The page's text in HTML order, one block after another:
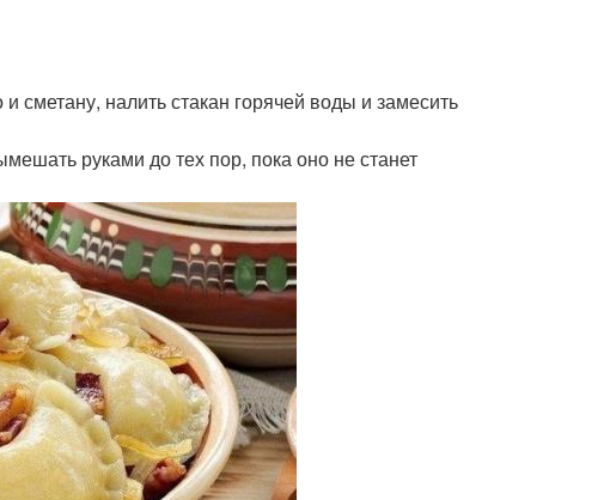
сметану, налить стакан горячей воды и замесить
руками до тех пор, пока оно не станет